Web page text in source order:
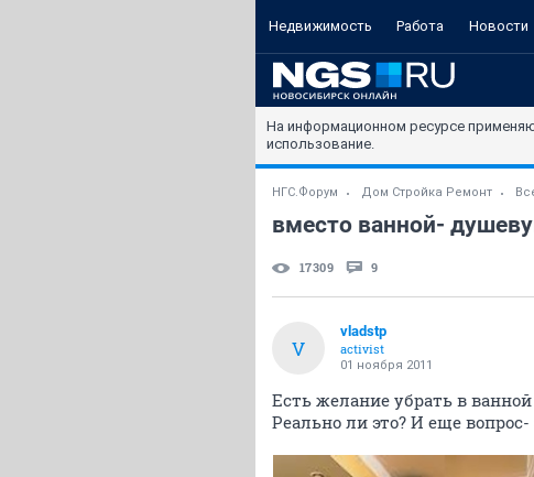
Недвижимость Работа Новости
На информационном ресурсе
использование.
НГС.Форум Дом Стройка Ремонт
вместо ванной-
17309 9
V
vladstp
activist
01 ноября 2011
Есть желание убрать в
Реально ли это? И еще